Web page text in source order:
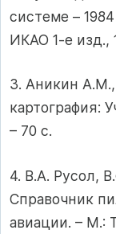
системе –
ИКАО 1-е изд.,
3. Аникин
картография:
– 70 с.
4. В.А. Русол,
Справочник
авиации. – М.: